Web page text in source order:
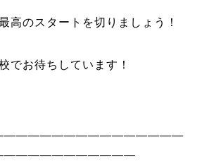
高のスタートを切りましょう！
でお待ちしています